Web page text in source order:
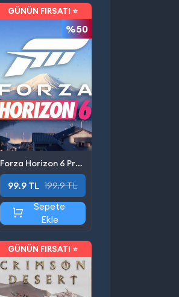
GÜNÜN FIRSATI ⭐
%50
Forza Horizon 6 Premium Edition
99.9 TL 199.9 TL
Sepete
Ekle
GÜNÜN FIRSATI ⭐